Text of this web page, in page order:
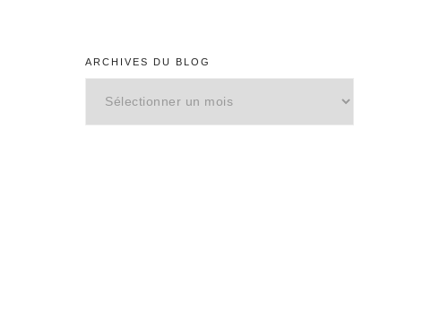
ARCHIVES DU BLOG